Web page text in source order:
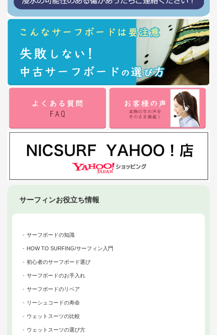
サーフィンお役立ち情報
サーフボードの知識
HOW TO SURFING/サーフィン入門
初心者のサーフボード選び
サーフボードのお手入れ
サーフボードのリペア
リーシュコードの寿命
ウェットスーツの比較
ウェットスーツの選び方